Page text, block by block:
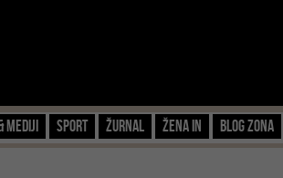
Mediji Sport Žurnal Žena IN Blog zona